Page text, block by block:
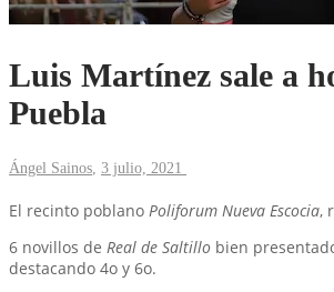
Luis Martínez sale a
Puebla
Ángel Sainos, 3 julio, 2021
El recinto poblano Poliforum Nueva Escocia,
6 novillos de Real de Saltillo bien
destacando 4o y 6o.